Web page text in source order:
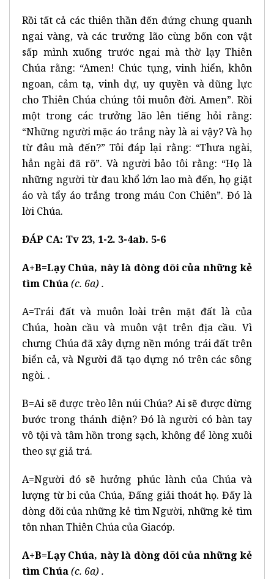
Rồi tất cả các thiên thần đến đứng chung quanh
ngai vàng, và các trưởng lão cùng bốn con vật
sấp mình xuống trước ngai mà thờ lạy Thiên
Chúa rằng: “Amen! Chúc tụng, vinh hiển, khôn
ngoan, cảm tạ, vinh dự, uy quyền và dũng lực
cho Thiên Chúa chúng tôi muôn đời. Amen”. Rồi
một trong các trưởng lão lên tiếng hỏi rằng:
“Những người mặc áo trắng này là ai vậy? Và họ
từ đâu mà đến?” Tôi đáp lại rằng: “Thưa ngài,
hẳn ngài đã rõ”. Và người bảo tôi rằng: “Họ là
những người từ đau khổ lớn lao mà đến, họ giặt
áo và tẩy áo trắng trong máu Con Chiên”. Đó là
lời Chúa.
ĐÁP CA: Tv 23, 1-2. 3-4ab. 5-6
A+B=Lạy Chúa, này là dòng dõi của những kẻ
tìm Chúa(c. 6a) .
A=Trái đất và muôn loài trên mặt đất là của
Chúa, hoàn cầu và muôn vật trên địa cầu. Vì
chưng Chúa đã xây dựng nền móng trái đất trên
biển cả, và Người đã tạo dựng nó trên các sông
ngòi. .
B=Ai sẽ được trèo lên núi Chúa? Ai sẽ được dừng
bước trong thánh điện? Đó là người có bàn tay
vô tội và tâm hồn trong sạch, không để lòng xuôi
theo sự giả trá.
A=Người đó sẽ hưởng phúc lành của Chúa và
lượng từ bi của Chúa, Đấng giải thoát họ. Đấy là
dòng dõi của những kẻ tìm Người, những kẻ tìm
tôn nhan Thiên Chúa của Giacóp.
A+B=Lạy Chúa, này là dòng dõi của những kẻ
tìm Chúa(c. 6a) .